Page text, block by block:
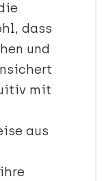
dass
und
mit
aus